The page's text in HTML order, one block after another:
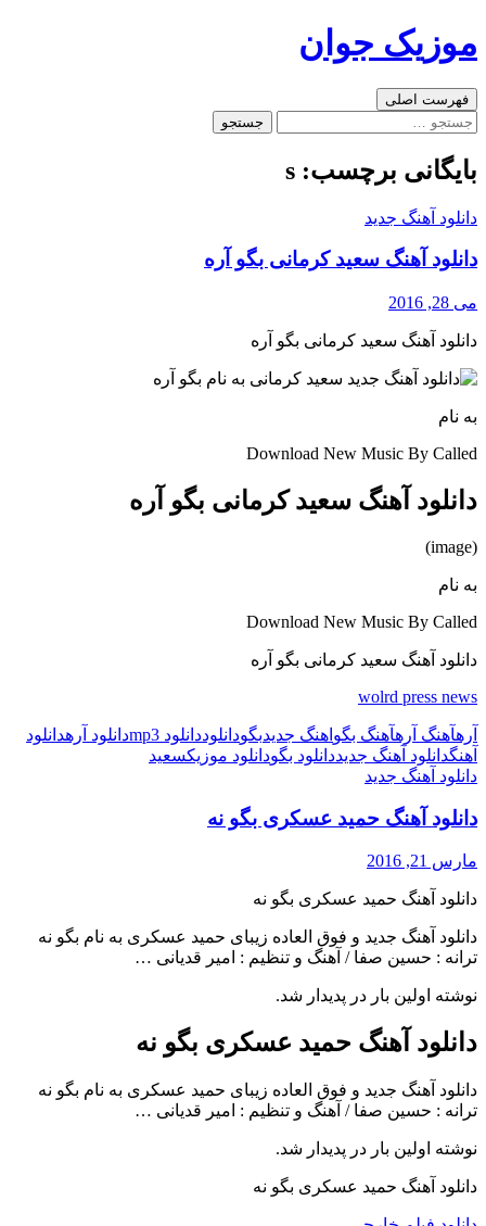
به
موزیک جوان
جست‌وجو
فهرست اصلی
جستجو
بایگانی برچسب: s
دانلود آهنگ جدید
دانلود آهنگ سعید کرمانی بگو آره
می 28, 2016
دانلود آهنگ سعید کرمانی بگو آره
به نام
Download New Music By Called
دانلود آهنگ سعید کرمانی بگو آره
(image)
به نام
Download New Music By Called
دانلود آهنگ سعید کرمانی بگو آره
wolrd press news
آرهآهنگ آرهآهنگ بگو اهنگ جدیدبگودانلوددانلود mp3 دانلود آرهدانلود
آهنگدانلود آهنگ جدیددانلود بگودانلود موزیکسعید
دانلود آهنگ جدید
دانلود آهنگ حمید عسکری بگو نه
مارس 21, 2016
دانلود آهنگ حمید عسکری بگو نه
دانلود آهنگ جدید و فوق العاده زیبای حمید عسکری به نام بگو نه
ترانه : حسین صفا / آهنگ و تنظیم : امیر قدیانی …
نوشته اولین بار در پدیدار شد.
دانلود آهنگ حمید عسکری بگو نه
دانلود آهنگ جدید و فوق العاده زیبای حمید عسکری به نام بگو نه
ترانه : حسین صفا / آهنگ و تنظیم : امیر قدیانی …
نوشته اولین بار در پدیدار شد.
دانلود آهنگ حمید عسکری بگو نه